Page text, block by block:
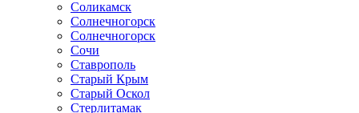
Соликамск
Солнечногорск
Солнечногорск
Сочи
Ставрополь
Старый Крым
Старый Оскол
Стерлитамак